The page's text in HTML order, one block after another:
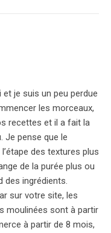
je suis un peu perdue
les morceaux,
recettes et il a fait la
Je pense que le
des textures plus
de la purée plus ou
des ingrédients.
sur votre site, les
moulinées sont à partir
à partir de 8 mois,